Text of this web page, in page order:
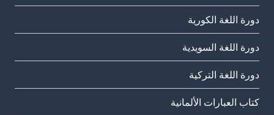
دورة اللغة الكورية
دورة اللغة السويدية
دورة اللغة التركية
كتاب العبارات الألمانية